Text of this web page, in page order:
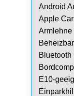
Android
Apple
Armlehne
Bluetooth
E10-